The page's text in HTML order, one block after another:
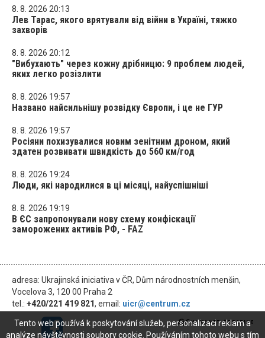
8. 8. 2026 20:13
Лев Тарас, якого врятували від війни в Україні, тяжко
захворів
8. 8. 2026 20:12
"Вибухають" через кожну дрібницю: 9 проблем людей,
яких легко розізлити
8. 8. 2026 19:57
Названо найсильнішу розвідку Європи, і це не ГУР
8. 8. 2026 19:57
Росіяни похизувалися новим зенітним дроном, який
здатен розвивати швидкість до 560 км/год
8. 8. 2026 19:24
Люди, які народилися в ці місяці, найуспішніші
8. 8. 2026 19:19
В ЄС запропонували нову схему конфіскації
заморожених активів РФ, - FAZ
adresa: Ukrajinská iniciativa v ČR, Dům národnostních menšin,
Vocelova 3, 120 00 Praha 2
tel.: +420/221 419 821, email: uicr@centrum.cz
Tento web používá k poskytování služeb, personalizaci reklam a
analýze návštěvnosti soubory cookie. Používáním tohoto webu s tím